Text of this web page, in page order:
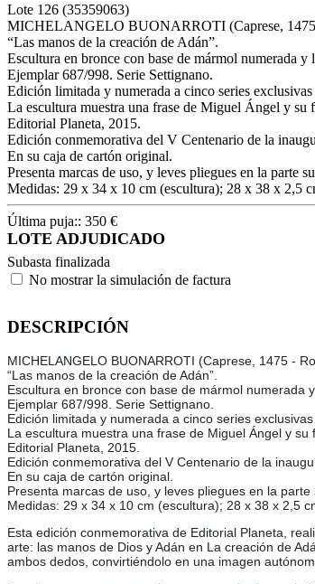
Lote 126 (35359063)
MICHELANGELO BUONARROTI (Caprese, 1475
“Las manos de la creación de Adán”.
Escultura en bronce con base de mármol numerada y
Ejemplar 687/998. Serie Settignano.
Edición limitada y numerada a cinco series
La escultura muestra una frase de Miguel Ángel y su
Editorial Planeta, 2015.
Edición conmemorativa del V Centenario de la
En su caja de cartón original.
Presenta marcas de uso, y leves pliegues en la parte
Medidas: 29 x 34 x 10 cm (escultura); 28 x 38 x 2,5
Última puja:: 350 €
LOTE ADJUDICADO
Subasta finalizada
No mostrar la simulación de factura
DESCRIPCIÓN
MICHELANGELO BUONARROTI (Caprese, 1475 -
“Las manos de la creación de Adán”.
Escultura en bronce con base de mármol numerada
Ejemplar 687/998. Serie Settignano.
Edición limitada y numerada a cinco series
La escultura muestra una frase de Miguel Ángel y su
Editorial Planeta, 2015.
Edición conmemorativa del V Centenario de la
En su caja de cartón original.
Presenta marcas de uso, y leves pliegues en la
Medidas: 29 x 34 x 10 cm (escultura); 28 x 38 x 2,5
Esta edición conmemorativa de Editorial Planeta,
arte: las manos de Dios y Adán en La creación de
ambos dedos, convirtiéndolo en una imagen